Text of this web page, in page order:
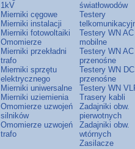
1kV
Mierniki cęgowe
Mierniki instalacji
Mierniki fotowoltaiki
Omomierze
Mierniki przekładni
trafo
Mierniki sprzętu
elektrycznego
Mierniki uniwersalne
Mierniki uziemienia
Omomierze uzwojeń
silników
Omomierze uzwojeń
trafo
światłowodów
Testery
Testery WN AC
mobilne
Testery WN AC
przenośne
Testery WN DC
przenośne
Testery WN
Trasery kabli
Zadajniki obw.
pierwotnych
Zadajniki obw.
wtórnych
Zasilacze